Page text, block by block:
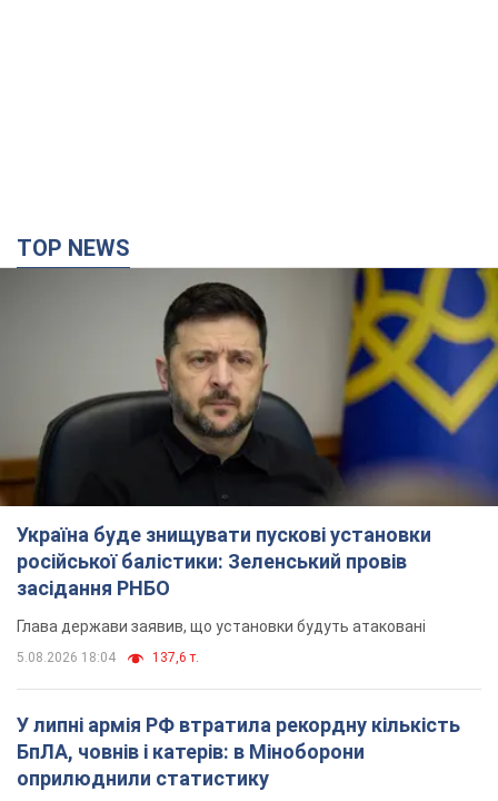
TOP NEWS
Україна буде знищувати пускові установки
російської балістики: Зеленський провів
засідання РНБО
Глава держави заявив, що установки будуть атаковані
5.08.2026 18:04 137,6 т.
У липні армія РФ втратила рекордну кількість
БпЛА, човнів і катерів: в Міноборони
оприлюднили статистику